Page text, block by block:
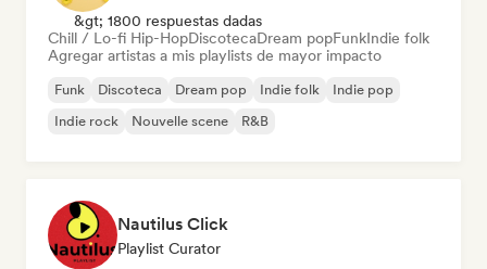
&gt; 1800 respuestas dadas
Chill / Lo-fi Hip-HopDiscotecaDream popFunkIndie folk
Agregar artistas a mis playlists de mayor impacto
Funk Discoteca Dream pop Indie folk
Indie pop
Indie rock
Nouvelle scene R&B
Nautilus Click
Playlist Curator